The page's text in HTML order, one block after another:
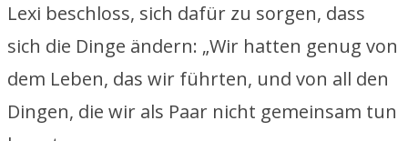
Lexi beschloss, sich dafür zu sorgen, dass
sich die Dinge ändern: „Wir hatten genug von
dem Leben, das wir führten, und von all den
Dingen, die wir als Paar nicht gemeinsam tun